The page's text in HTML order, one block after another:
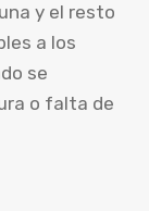
y el resto
a los
se
o falta de